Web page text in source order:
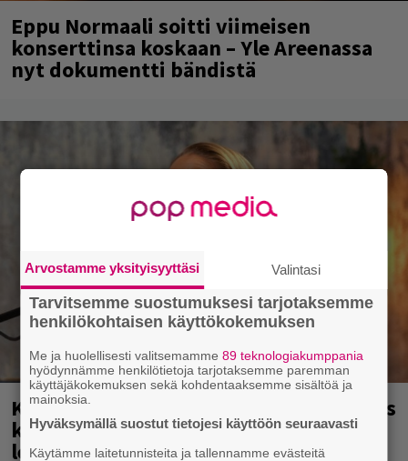
Eppu Normaali soitti viimeisen
konserttinsa koskaan – Yle Areenassa
nyt dokumentti bändistä
Karita Tykän ja Sami Saikkosen rakkaus
kukoistaa – vähäpukeista hempeilyä ja
leveitä virnistyksiä laiturilla
Arvostamme yksityisyyttäsi Valintasi
Tarvitsemme suostumuksesi tarjotaksemme
henkilökohtaisen käyttökokemuksen
Me ja huolellisesti valitsemamme89 teknologiakumppania
hyödynnämme henkilötietoja tarjotaksemme paremman
käyttäjäkokemuksen sekä kohdentaaksemme sisältöä ja
mainoksia.
Hyväksymällä suostut tietojesi käyttöön seuraavasti
Käytämme laitetunnisteita ja tallennamme evästeitä